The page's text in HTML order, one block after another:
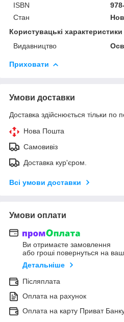
ISBN
Стан
Користувацькi характеристики
Видавництво
Приховати
Умови доставки
Доставка здійснюється тільки по
Нова Пошта
Самовивіз
Доставка кур'єром.
Всі умови доставки
Умови оплати
Ви отримаєте замовлення
або гроші повернуться на
Детальніше
Післяплата
Оплата на рахунок
Оплата на карту Приват